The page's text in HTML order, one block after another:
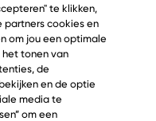
Velder
Informatie
Over ons
te klikken,
partners cookies en
om jou een optimale
tonen van
de
en de optie
media te
om een